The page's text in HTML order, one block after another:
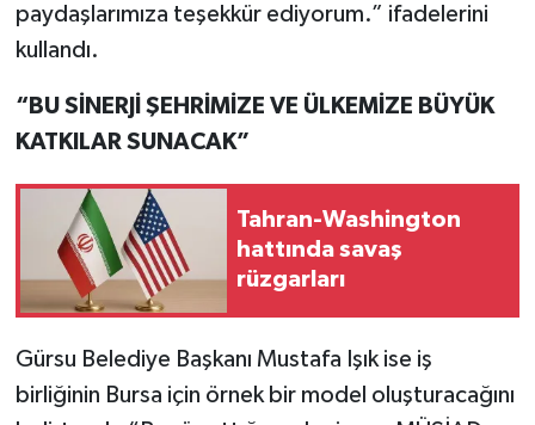
paydaşlarımıza teşekkür ediyorum.” ifadelerini
kullandı.
“BU SİNERJİ ŞEHRİMİZE VE ÜLKEMİZE BÜYÜK
KATKILAR SUNACAK”
Tahran-Washington
hattında savaş
rüzgarları
Gürsu Belediye Başkanı Mustafa Işık ise iş
birliğinin Bursa için örnek bir model oluşturacağını